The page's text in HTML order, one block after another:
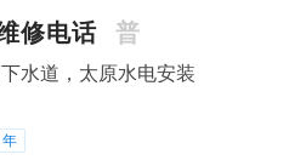
修电话 普
水道，太原水电安装